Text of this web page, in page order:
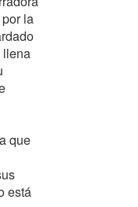
la
llena
que
está